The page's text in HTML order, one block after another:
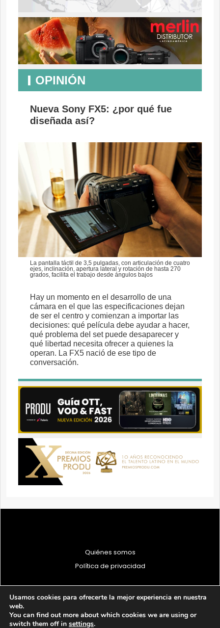
Quiénes somos
Política de privacidad
© 1997 - 2026 PRODU - Todos los derechos reservados
Usamos cookies para ofrecerte la mejor experiencia en nuestra
web.
You can find out more about which cookies we are using or
switch them off in settings.